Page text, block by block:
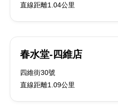
直線距離1.04公里
春水堂-四維店
四維街30號
直線距離1.09公里